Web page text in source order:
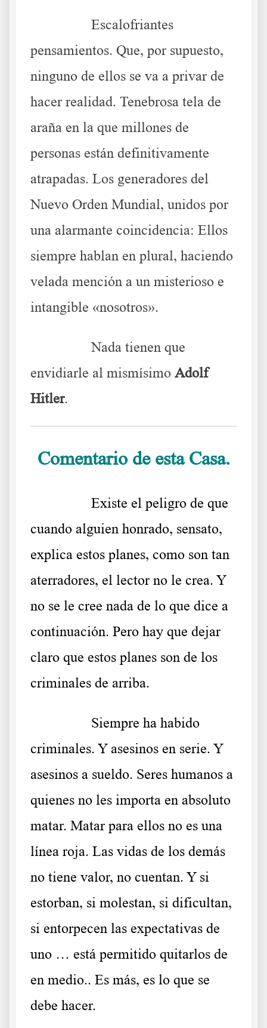
Escalofriantes
pensamientos. Que, por supuesto,
ninguno de ellos se va a privar de
hacer realidad. Tenebrosa tela de
araña en la que millones de
personas están definitivamente
atrapadas. Los generadores del
Nuevo Orden Mundial, unidos por
una alarmante coincidencia: Ellos
siempre hablan en plural, haciendo
velada mención a un misterioso e
intangible «nosotros».
………..Nada tienen que
envidiarle al mismísimo Adolf
Hitler.
Comentario de esta Casa.
Existe el peligro de que
cuando alguien honrado, sensato,
explica estos planes, como son tan
aterradores, el lector no le crea. Y
no se le cree nada de lo que dice a
continuación. Pero hay que dejar
claro que estos planes son de los
criminales de arriba.
Siempre ha habido
criminales. Y asesinos en serie. Y
asesinos a sueldo. Seres humanos a
quienes no les importa en absoluto
matar. Matar para ellos no es una
línea roja. Las vidas de los demás
no tiene valor, no cuentan. Y si
estorban, si molestan, si dificultan,
si entorpecen las expectativas de
uno … está permitido quitarlos de
en medio.. Es más, es lo que se
debe hacer.